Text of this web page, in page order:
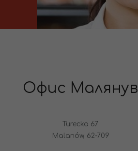
Офис Малянув
Turecka 67
Malanów, 62-709